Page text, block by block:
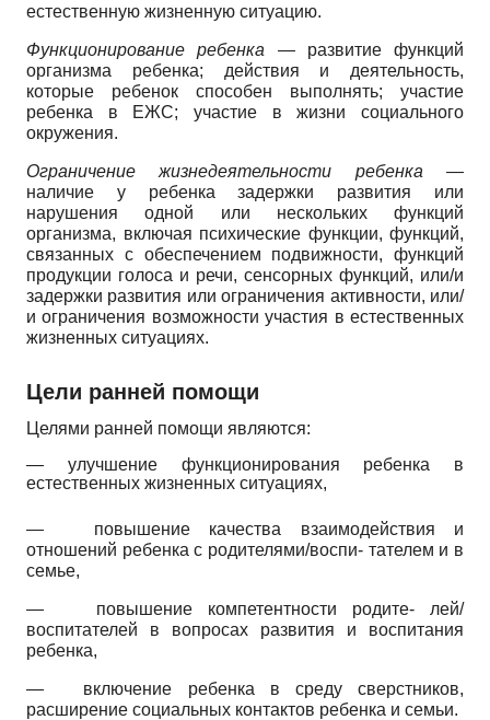
естественную жизненную ситуацию.
Функционирование ребенка — развитие функций
организма ребенка; действия и деятельность,
которые ребенок способен выполнять; участие
ребенка в ЕЖС; участие в жизни социального
окружения.
Ограничение жизнедеятельности ребенка —
наличие у ребенка задержки развития или
нарушения одной или нескольких функций
организма, включая психические функции, функций,
связанных с обеспечением подвижности, функций
продукции голоса и речи, сенсорных функций, или/и
задержки развития или ограничения активности, или/
и ограничения возможности участия в естественных
жизненных ситуациях.
Цели ранней помощи
Целями ранней помощи являются:
— улучшение функционирования ребенка в
естественных жизненных ситуациях,
—
повышение качества взаимодействия и
отношений ребенка с родителями/воспи- тателем и в
семье,
—
повышение компетентности родите- лей/
воспитателей в вопросах развития и воспитания
ребенка,
—
включение ребенка в среду сверстников,
расширение социальных контактов ребенка и семьи.